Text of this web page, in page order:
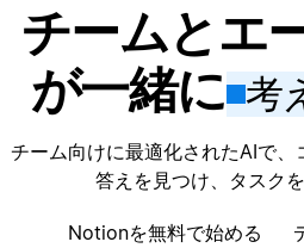
チームとエ
が一緒に 考
チーム向けに最適化されたAIで、
答えを見つけ、タスク
Notionを無料で始める